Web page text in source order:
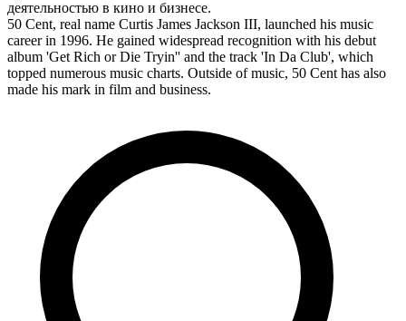
деятельностью в кино и бизнесе.
50 Cent, real name Curtis James Jackson III, launched his music
career in 1996. He gained widespread recognition with his debut
album 'Get Rich or Die Tryin'' and the track 'In Da Club', which
topped numerous music charts. Outside of music, 50 Cent has also
made his mark in film and business.